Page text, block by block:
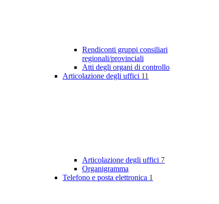
Rendiconti gruppi consiliari
regionali/provinciali
Atti degli organi di controllo
Articolazione degli uffici 11
Articolazione degli uffici 7
Organigramma
Telefono e posta elettronica 1